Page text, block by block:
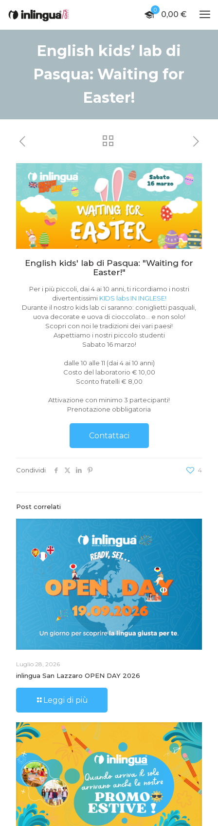
0 0,00 €
English kids’ lab di
Pasqua: Waiting for
Easter!
English kids' lab di Pasqua: "Waiting for
Easter!"
Per i più piccoli, dai 4 ai 10 anni, ti ricordiamo i nostri
divertentissimi KIDS labs IN INGLESE!
Durante il nostro kids lab ci saranno: coniglietti pasquali,
uova decorate e uova di cioccolato... e non solo!
Scopri con noi le tradizioni dei vari paesi!
Aspettiamo i nostri piccolo studenti
Sabato 16 marzo!
dalle 10 alle 11 (dai 4 ai 10 anni)
Costo del laboratorio € 10,00
Sconto fratelli € 8,00
Attivazione con minimo 3 partecipanti!
Prenotazione obbligatoria
Contattaci
Condividi 4
Post correlati
Luglio 28, 2026
inlingua San Lazzaro OPEN DAY 2026
Leggi di più